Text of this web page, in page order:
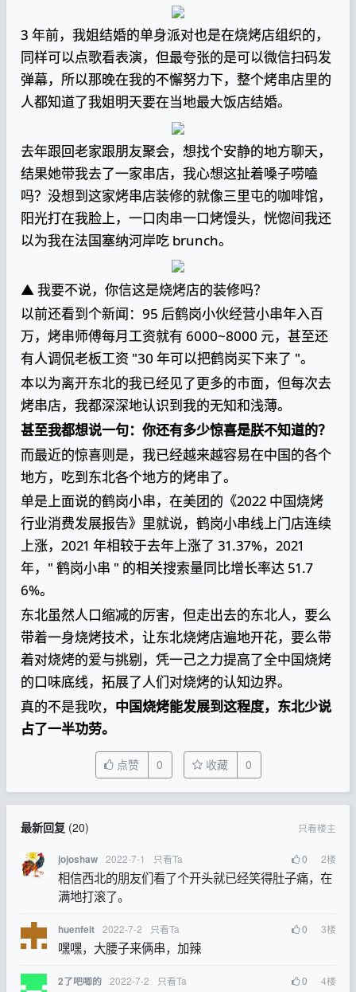
3 年前，我姐结婚的单身派对也是在烧烤店组织的，
同样可以点歌看表演，但最夸张的是可以微信扫码发
弹幕，所以那晚在我的不懈努力下，整个烤串店里的
人都知道了我姐明天要在当地最大饭店结婚。
去年跟回老家跟朋友聚会，想找个安静的地方聊天，
结果她带我去了一家串店，我心想这扯着嗓子唠嗑
吗？没想到这家烤串店装修的就像三里屯的咖啡馆，
阳光打在我脸上，一口肉串一口烤馒头，恍惚间我还
以为我在法国塞纳河岸吃 brunch。
▲ 我要不说，你信这是烧烤店的装修吗？
以前还看到个新闻：95 后鹤岗小伙经营小串年入百
万，烤串师傅每月工资就有 6000~8000 元，甚至还
有人调侃老板工资 "30 年可以把鹤岗买下来了 "。
本以为离开东北的我已经见了更多的市面，但每次去
烤串店，我都深深地认识到我的无知和浅薄。
甚至我都想说一句：你还有多少惊喜是朕不知道的？
而最近的惊喜则是，我已经越来越容易在中国的各个
地方，吃到东北各个地方的烤串了。
单是上面说的鹤岗小串，在美团的《2022 中国烧烤
行业消费发展报告》里就说，鹤岗小串线上门店连续
上涨，2021 年相较于去年上涨了 31.37%，2021
年，" 鹤岗小串 " 的相关搜索量同比增长率达 51.7
6%。
东北虽然人口缩减的厉害，但走出去的东北人，要么
带着一身烧烤技术，让东北烧烤店遍地开花，要么带
着对烧烤的爱与挑剔，凭一己之力提高了全中国烧烤
的口味底线，拓展了人们对烧烤的认知边界。
真的不是我吹， 中国烧烤能发展到这程度，东北少说
占了一半功劳。
点赞 0 收藏 0
最新回复(20) 只看楼主
jojoshaw 2022-7-1 只看Ta 0 2楼
相信西北的朋友们看了个开头就已经笑得肚子痛，在
满地打滚了。
huenfeit 2022-7-2 只看Ta 0 3楼
嘿嘿，大腰子来俩串，加辣
2了吧唧的 2022-7-2 只看Ta 0 4楼